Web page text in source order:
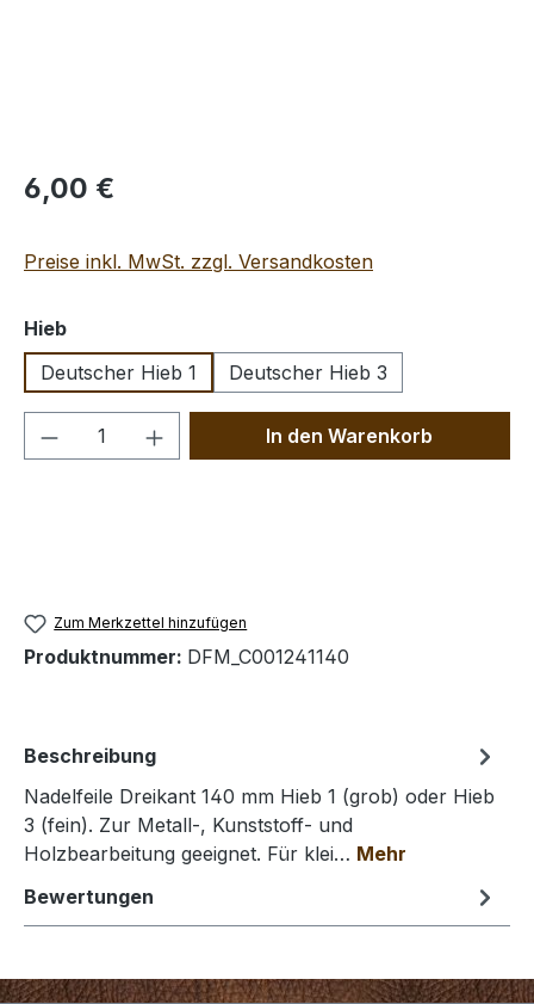
Regulärer Preis:
6,00 €
Preise inkl. MwSt. zzgl. Versandkosten
Hiebauswählen
Deutscher Hieb 1
Deutscher Hieb 3
Produkt Anzahl: Gib denIn den Warenkorb
Zum Merkzettel hinzufügen
Produktnummer: DFM_C001241140
Beschreibung
Nadelfeile Dreikant 140 mm Hieb 1 (grob) oder Hieb
3 (fein). Zur Metall-, Kunststoff- und
Holzbearbeitung geeignet. Für klei… Mehr
Bewertungen